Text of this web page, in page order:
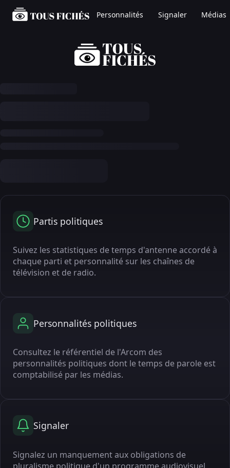
Personnalités Signaler Médias
Partis politiques
Suivez les statistiques de temps d'antenne accordé à
chaque parti et personnalité sur les chaînes de
télévision et de radio.
Personnalités politiques
Consultez le référentiel de l'Arcom des
personnalités politiques dont le temps de parole est
comptabilisé par les médias.
Signaler
Signalez un manquement aux obligations de
pluralisme politique d'un programme audiovisuel